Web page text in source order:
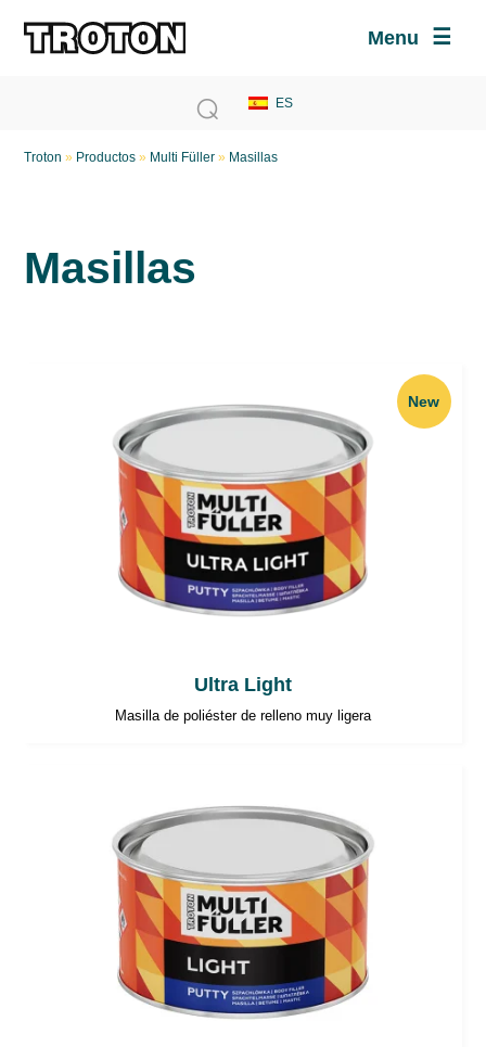
Menu
Troton » Productos » Multi Füller » Masillas
Masillas
Ultra Light
Masilla de poliéster de relleno muy ligera
New